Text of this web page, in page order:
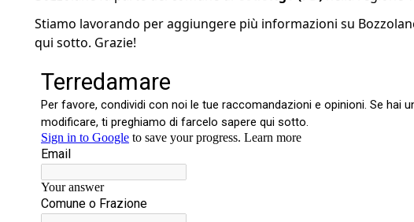
Stiamo lavorando per aggiungere più informazioni su
qui sotto. Grazie!